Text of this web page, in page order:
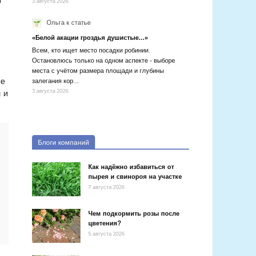
и
3 августа 2026
Ольгак статье
«Белой акации гроздья душистые...»
Всем, кто ищет место посадки робинии.
Остановлюсь только на одном аспекте - выборе
места с учётом размера площади и глубины
залегания кор...
3 августа 2026
Блоги компаний
Как надёжно избавиться от
пырея и свинороя на участке
7 августа 2026
Чем подкормить розы после
цветения?
5 августа 2026